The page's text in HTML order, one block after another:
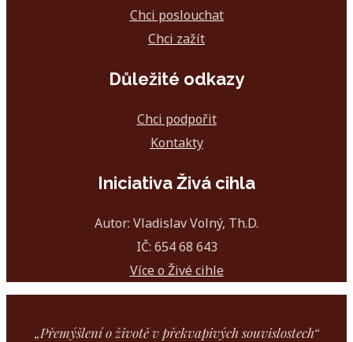
Chci poslouchat
Chci zažít
Důležité odkazy
Chci podpořit
Kontakty
Iniciativa Živá cihla
Autor: Vladislav Volný, Th.D.
IČ: 654 68 643
Více o Živé cihle
„Přemýšlení o životě v překvapivých souvislostech“